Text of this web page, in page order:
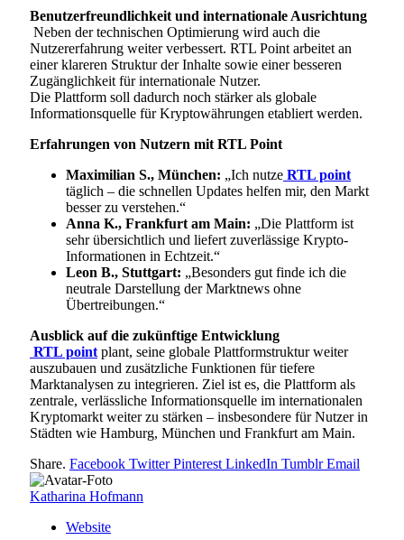
Benutzerfreundlichkeit und internationale Ausrichtung
Neben der technischen Optimierung wird auch die
Nutzererfahrung weiter verbessert. RTL Point arbeitet an
einer klareren Struktur der Inhalte sowie einer besseren
Zugänglichkeit für internationale Nutzer.
Die Plattform soll dadurch noch stärker als globale
Informationsquelle für Kryptowährungen etabliert werden.
Erfahrungen von Nutzern mit RTL Point
Maximilian S., München: „Ich nutze RTL point
täglich – die schnellen Updates helfen mir, den Markt
besser zu verstehen.“
Anna K., Frankfurt am Main: „Die Plattform ist
sehr übersichtlich und liefert zuverlässige Krypto-
Informationen in Echtzeit.“
Leon B., Stuttgart: „Besonders gut finde ich die
neutrale Darstellung der Marktnews ohne
Übertreibungen.“
Ausblick auf die zukünftige Entwicklung
RTL point plant, seine globale Plattformstruktur weiter
auszubauen und zusätzliche Funktionen für tiefere
Marktanalysen zu integrieren. Ziel ist es, die Plattform als
zentrale, verlässliche Informationsquelle im internationalen
Kryptomarkt weiter zu stärken – insbesondere für Nutzer in
Städten wie Hamburg, München und Frankfurt am Main.
Share. Facebook Twitter Pinterest LinkedIn Tumblr Email
Katharina Hofmann
Website